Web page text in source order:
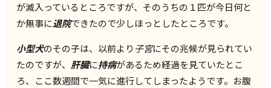
が滅入っているところですが、そのうちの１匹が今日何と
か無事に退院できたので少しほっとしたところです。
小型犬のその子は、以前より 子宮にその兆候が見られてい
たのですが、 肝臓に持病があるため経過を見ていたとこ
ろ、ここ数週間で一気に進行してしまったようです。お腹